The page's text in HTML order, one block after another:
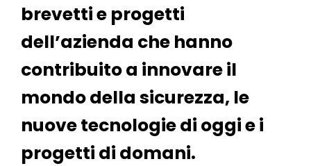
brevetti e progetti
dell’azienda che hanno
contribuito a innovare il
mondo della sicurezza, le
nuove tecnologie di oggi e i
progetti di domani.